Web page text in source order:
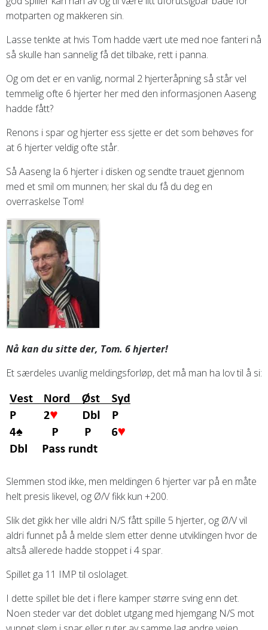
motparten og makkeren sin.
Lasse tenkte at hvis Tom hadde vært ute med noe fanteri nå
så skulle han sannelig få det tilbake, rett i panna.
Og om det er en vanlig, normal 2 hjerteråpning så står vel
temmelig ofte 6 hjerter her med den informasjonen Aaseng
hadde fått?
Renons i spar og hjerter ess sjette er det som behøves for
at 6 hjerter veldig ofte står.
Så Aaseng la 6 hjerter i disken og sendte trauet gjennom
med et smil om munnen; her skal du få du deg en
overraskelse Tom!
Nå kan du sitte der, Tom. 6 hjerter!
Et særdeles uvanlig meldingsforløp, det må man ha lov til å si:
Slemmen stod ikke, men meldingen 6 hjerter var på en måte
helt presis likevel, og Ø/V fikk kun +200.
Slik det gikk her ville aldri N/S fått spille 5 hjerter, og Ø/V vil
aldri funnet på å melde slem etter denne utviklingen hvor de
altså allerede hadde stoppet i 4 spar.
Spillet ga 11 IMP til oslolaget.
I dette spillet ble det i flere kamper større sving enn det.
Noen steder var det doblet utgang med hjemgang N/S mot